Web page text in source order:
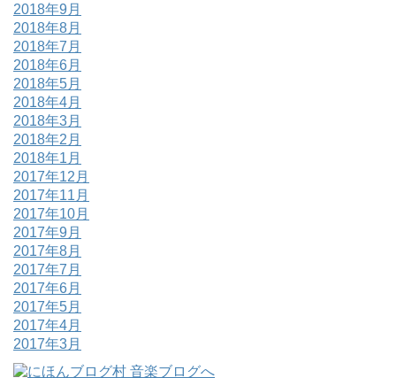
2018年9月
2018年8月
2018年7月
2018年6月
2018年5月
2018年4月
2018年3月
2018年2月
2018年1月
2017年12月
2017年11月
2017年10月
2017年9月
2017年8月
2017年7月
2017年6月
2017年5月
2017年4月
2017年3月